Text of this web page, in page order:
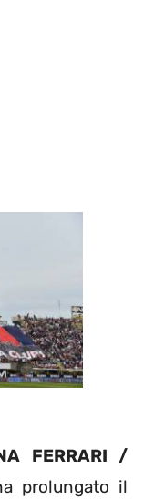
FERRARI /
prolungato il